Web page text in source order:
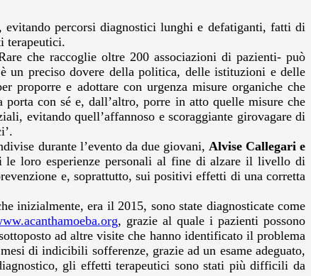
percorsi diagnostici lunghi e defatiganti, fatti di
terapeutici.
che raccoglie oltre 200 associazioni di pazienti- può
è un preciso dovere della politica, delle istituzioni e delle
proporre e adottare con urgenza misure organiche che
con sé e, dall’altro, porre in atto quelle misure che
evitando quell’affannoso e scoraggiante girovagare di
durante l’evento da due giovani, Alvise Callegari e
le loro esperienze personali al fine di alzare il livello di
e, soprattutto, sui positivi effetti di una corretta
inizialmente, era il 2015, sono state diagnosticate come
, grazie al quale i pazienti possono
ad altre visite che hanno identificato il problema
di indicibili sofferenze, grazie ad un esame adeguato,
gli effetti terapeutici sono stati più difficili da